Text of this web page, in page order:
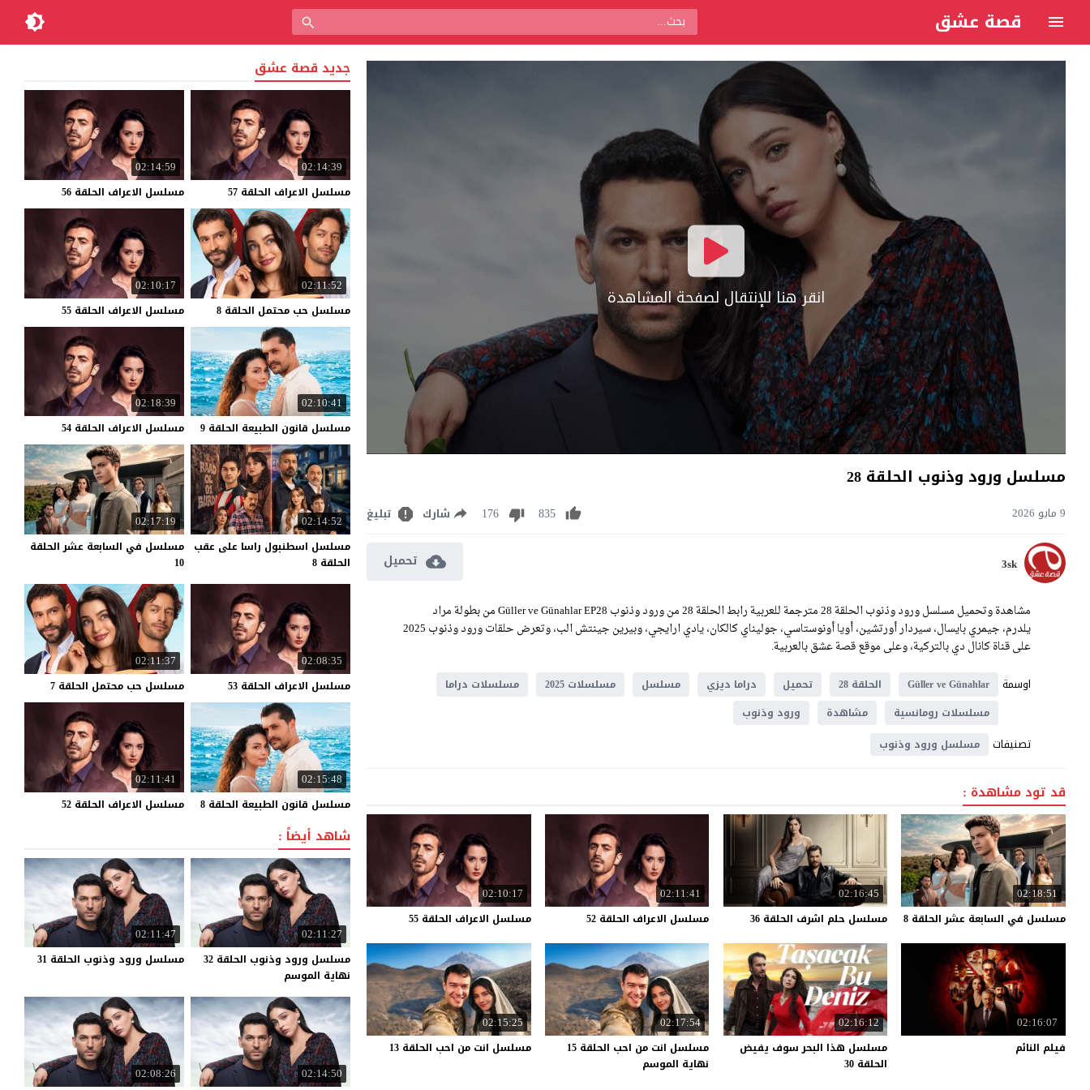
قصة عشق
انقر هنا للإنتقال لصفحة المشاهدة
مسلسل ورود وذنوب الحلقة 28
9 مايو 2026 835
176 شارك تبليغ
3sk تحميل
مشاهدة وتحميل مسلسل ورود وذنوب الحلقة 28 مترجمة للعربية رابط الحلقة 28 من ورود وذنوب Güller ve Günahlar EP28 من بطولة مراد
يلدرم، جيمري بايسال، سيردار أورتشين، أويا أونوستاسي، جوليناي كالكان، يادي ارايجي، وبيرين جينتش الب، وتعرض حلقات ورود وذنوب 2025
على قناة كانال دي بالتركية، وعلى موقع قصة عشق بالعربية.
اوسمة
Güller ve Günahlar الحلقة 28 تحميل دراما ديزي مسلسل مسلسلات 2025
مسلسلات دراما
مسلسلات رومانسية
مشاهدة ورود وذنوب
تصنيفات مسلسل ورود وذنوب
قد تود مشاهدة :
02:18:51
مسلسل في السابعة عشر الحلقة 8
02:16:45
مسلسل حلم اشرف الحلقة 36
02:11:41
مسلسل الاعراف الحلقة 52
02:10:17
مسلسل الاعراف الحلقة 55
02:16:07
فيلم النائم
02:16:12
مسلسل هذا البحر سوف يفيض
الحلقة 30
02:17:54
مسلسل انت من احب الحلقة 15
نهاية الموسم
02:15:25
مسلسل انت من احب الحلقة 13
جديد قصة عشق
02:14:39
مسلسل الاعراف الحلقة 57
02:14:59
مسلسل الاعراف الحلقة 56
02:11:52
مسلسل حب محتمل الحلقة 8
02:10:17
مسلسل الاعراف الحلقة 55
02:10:41
مسلسل قانون الطبيعة الحلقة 9
02:18:39
مسلسل الاعراف الحلقة 54
02:14:52
مسلسل اسطنبول راسا على عقب
الحلقة 8
02:17:19
مسلسل في السابعة عشر الحلقة
10
02:08:35
مسلسل الاعراف الحلقة 53
02:11:37
مسلسل حب محتمل الحلقة 7
02:15:48
مسلسل قانون الطبيعة الحلقة 8
02:11:41
مسلسل الاعراف الحلقة 52
شاهد أيضاً :
02:11:27
مسلسل ورود وذنوب الحلقة 32
نهاية الموسم
02:11:47
مسلسل ورود وذنوب الحلقة 31
02:14:50
02:08:26